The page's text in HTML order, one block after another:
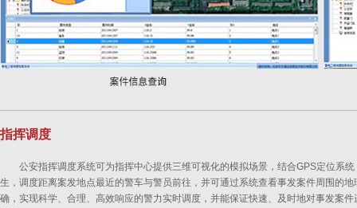
指挥调度
公安指挥调度系统可为指挥中心提供三维可视化的模拟场景，结合GPS定位系
生，调度距离案发地点最近的警车与警员前往，并可通过系统查看事发案件周围的
确，实现科学、合理、高效响应的警力实时调度，并能保证快速、及时地对事发案